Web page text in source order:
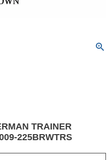
TRAINER
225BRWTRS